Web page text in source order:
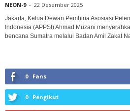
NEON-9 - 22 Desember 2025
Jakarta, Ketua Dewan Pembina Asosiasi
Indonesia (APPSI) Ahmad Muzani
bencana Sumatra melalui Badan Amil Zakat
0 Fans
0 Pengikut